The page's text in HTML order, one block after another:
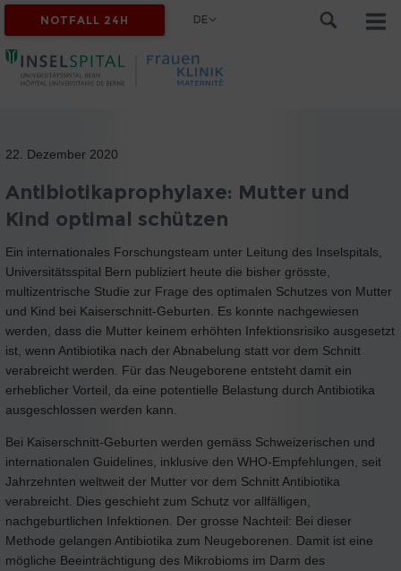
NOTFALL 24H DE
22. Dezember 2020
Antibiotikaprophylaxe: Mutter und
Kind optimal schützen
Ein internationales Forschungsteam unter Leitung des Inselspitals,
Universitätsspital Bern publiziert heute die bisher grösste,
multizentrische Studie zur Frage des optimalen Schutzes von Mutter
und Kind bei Kaiserschnitt-Geburten. Es konnte nachgewiesen
werden, dass die Mutter keinem erhöhten Infektionsrisiko ausgesetzt
ist, wenn Antibiotika nach der Abnabelung statt vor dem Schnitt
verabreicht werden. Für das Neugeborene entsteht damit ein
erheblicher Vorteil, da eine potentielle Belastung durch Antibiotika
ausgeschlossen werden kann.
Bei Kaiserschnitt-Geburten werden gemäss Schweizerischen und
internationalen Guidelines, inklusive den WHO-Empfehlungen, seit
Jahrzehnten weltweit der Mutter vor dem Schnitt Antibiotika
verabreicht. Dies geschieht zum Schutz vor allfälligen,
nachgeburtlichen Infektionen. Der grosse Nachteil: Bei dieser
Methode gelangen Antibiotika zum Neugeborenen. Damit ist eine
mögliche Beeinträchtigung des Mikrobioms im Darm des